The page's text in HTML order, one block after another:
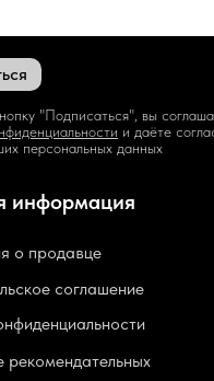
"Подписаться", вы
и даёте
персональных данных
соглашение
рекомендательных
о продавце
информация